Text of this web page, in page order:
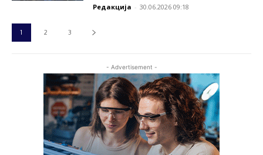
- Advertisement -
Редакција - 30.06.2026 09:18
1 2 3